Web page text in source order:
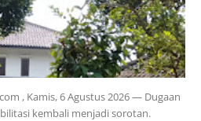
, Kamis, 6 Agustus 2026 — Dugaan
kembali menjadi sorotan.